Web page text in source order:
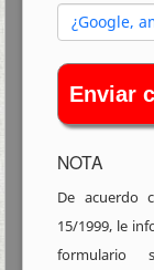
Enviar
NOTA
De acuerdo
15/1999, le
formulario